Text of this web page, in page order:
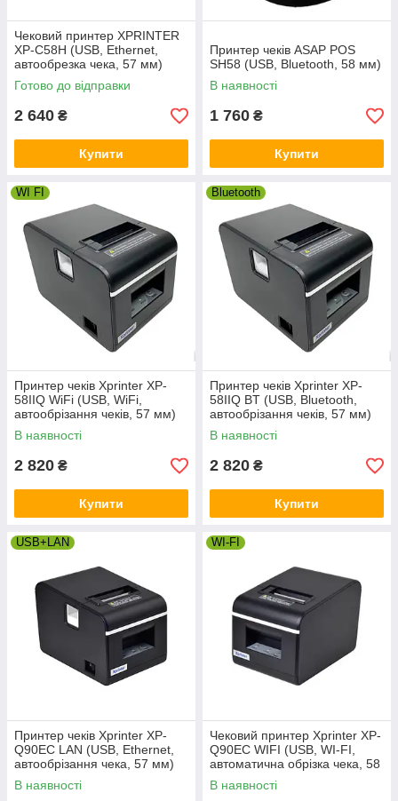
Чековий принтер XPRINTER
XP-C58H (USB, Ethernet,
автообрезка чека, 57 мм)
Готово до відправки
2 640 ₴
Купити
Принтер чеків ASAP POS
SH58 (USB, Bluetooth, 58 мм)
В наявності
1 760 ₴
Купити
WI FI
Принтер чеків Xprinter XP-
58IIQ WiFi (USB, WiFi,
автообрізання чеків, 57 мм)
В наявності
2 820 ₴
Купити
Bluetooth
Принтер чеків Xprinter XP-
58IIQ BT (USB, Bluetooth,
автообрізання чеків, 57 мм)
В наявності
2 820 ₴
Купити
USB+LAN
Принтер чеків Xprinter XP-
Q90EC LAN (USB, Ethernet,
автообрізання чека, 57 мм)
В наявності
WI-FI
Чековий принтер Xprinter XP-
Q90EC WIFI (USB, WI-FI,
автоматична обрізка чека, 58
мм)
В наявності